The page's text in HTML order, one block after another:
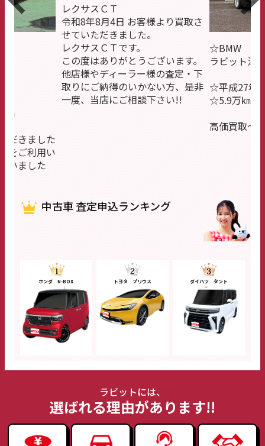
㎞
だきました
をご利用い
いました
レクサスＣＴ
令和8年8月4日 お客様より買取さ
せていただきました。
レクサスＣＴです。
この度はありがとうございます。
他店様やディーラー様の査定・下
取りにご納得のいかない方、是非
一度、当店にご相談下さい!!
☆BMW
ラビット江
☆平成27年
☆5.9万㎞
高価買取～
中古車 査定申込ランキング
ホンダ N-BOX トヨタ プリウス ダイハツ タント
ラビットには、
選ばれる理由があります!!